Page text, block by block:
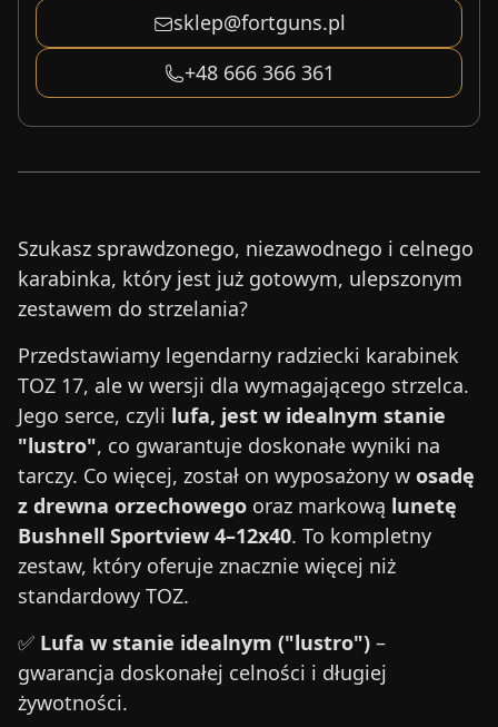
sklep@fortguns.pl
+48 666 366 361
Szukasz sprawdzonego, niezawodnego i celnego
karabinka, który jest już gotowym, ulepszonym
zestawem do strzelania?
Przedstawiamy legendarny radziecki karabinek
TOZ 17, ale w wersji dla wymagającego strzelca.
Jego serce, czyli lufa, jest w idealnym stanie
"lustro", co gwarantuje doskonałe wyniki na
tarczy. Co więcej, został on wyposażony w osadę
z drewna orzechowego oraz markową lunetę
Bushnell Sportview 4–12x40. To kompletny
zestaw, który oferuje znacznie więcej niż
standardowy TOZ.
✅ Lufa w stanie idealnym ("lustro") –
gwarancja doskonałej celności i długiej
żywotności.